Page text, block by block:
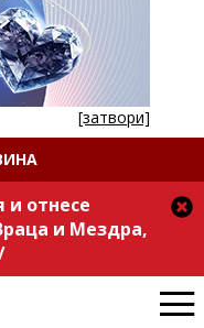
[затвори]
и отнесе
и Мездра,